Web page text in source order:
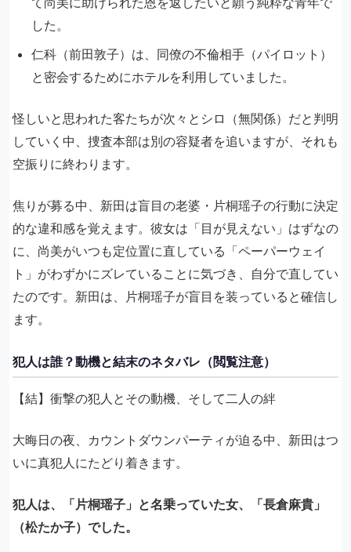
した。
仁科（前田敦子）は、同僚の不倫相手（パイロット）
と密会するためにホテルを利用していました。
怪しいと思われた客たちが次々とシロ（無関係）だと判明
していく中、捜査本部は別の容疑者を追いますが、それも
空振りに終わります。
焦りが募る中、新田は盲目の老婆・片桐瑶子の行動に決定
的な違和感を覚えます。彼女は「目が見えない」はずなの
に、尚美がいつも定位置に直している「ペーパーウェイ
ト」がわずかにズレていることに気づき、自分で直してい
たのです。新田は、片桐瑶子が盲目を装っていると確信し
ます。
犯人は誰？動機と結末のネタバレ（閲覧注意）
【結】衝撃の犯人とその動機、そして二人の絆
大晦日の夜、カウントダウンパーティが迫る中、新田はつ
いに真犯人にたどり着きます。
犯人は、「片桐瑶子」と名乗っていた女、「長倉麻貴」
（松たか子）でした。